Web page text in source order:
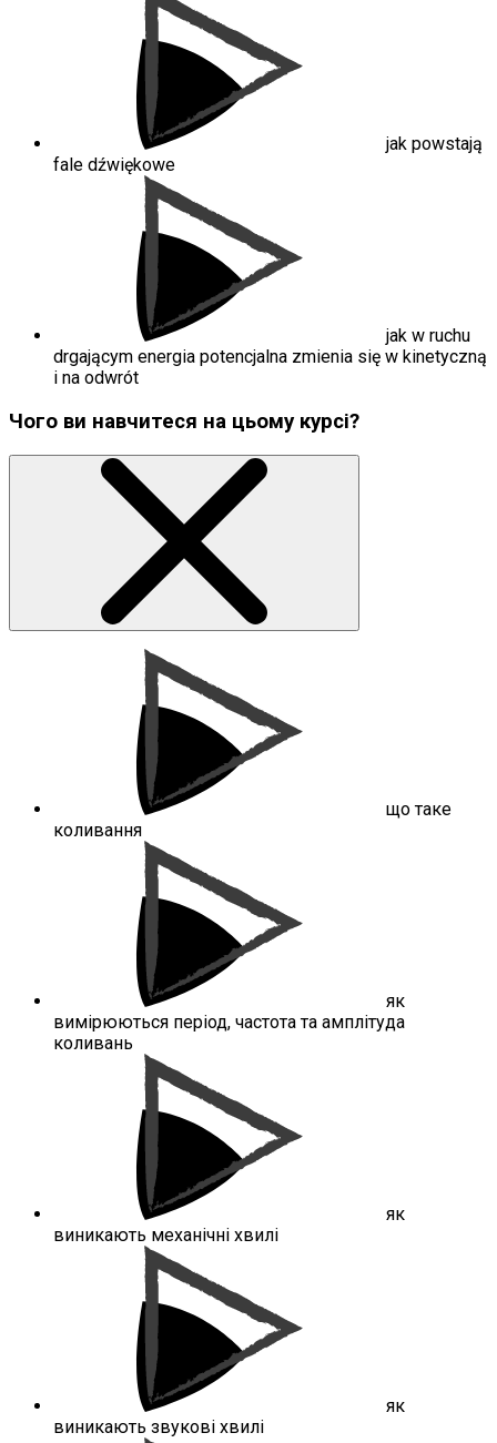
jak powstają
fale dźwiękowe
jak w ruchu
drgającym energia potencjalna zmienia się w kinetyczną
i na odwrót
Чого ви навчитеся на цьому курсі?
що таке
коливання
як
вимірюються період, частота та амплітуда
коливань
як
виникають механічні хвилі
як
виникають звукові хвилі